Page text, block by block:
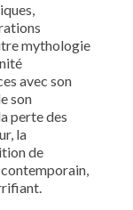
mythologie
avec son
son
perte des
la
de